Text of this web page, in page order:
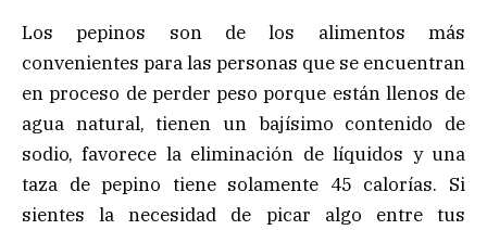
Los pepinos son de los alimentos más
convenientes para las personas que se encuentran
en proceso de perder peso porque están llenos de
agua natural, tienen un bajísimo contenido de
sodio, favorece la eliminación de líquidos y una
taza de pepino tiene solamente 45 calorías. Si
sientes la necesidad de picar algo entre tus